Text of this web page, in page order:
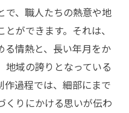
験で思い出づくり
職人の旅の楽しさ
職人の楽しさ
岡伝統工芸の魅力
る職人の喜び
で、職人たちの熱意や地
ができます。それは、
る情熱と、長い年月をか
地域の誇りとなっている
作過程では、細部にまで
くりにかける思いが伝わ